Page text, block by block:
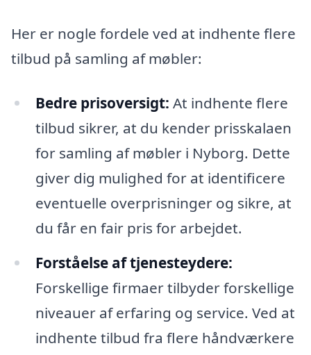
Her er nogle fordele ved at indhente flere
tilbud på samling af møbler:
Bedre prisoversigt: At indhente flere
tilbud sikrer, at du kender prisskalaen
for samling af møbler i Nyborg. Dette
giver dig mulighed for at identificere
eventuelle overprisninger og sikre, at
du får en fair pris for arbejdet.
Forståelse af tjenesteydere:
Forskellige firmaer tilbyder forskellige
niveauer af erfaring og service. Ved at
indhente tilbud fra flere håndværkere